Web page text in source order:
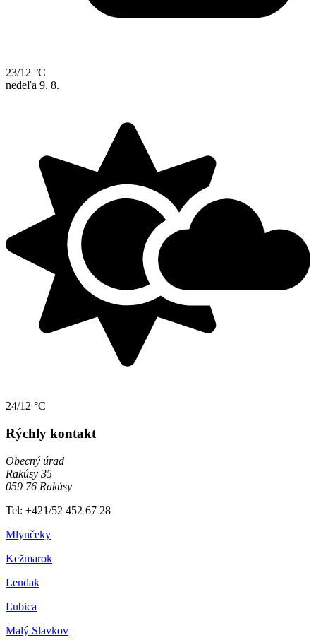
23/12 °C
nedeľa 9. 8.
24/12 °C
Rýchly kontakt
Obecný úrad
Rakúsy 35
059 76 Rakúsy
Tel: +421/52 452 67 28
Mlynčeky
Kežmarok
Lendak
Ľubica
Malý Slavkov